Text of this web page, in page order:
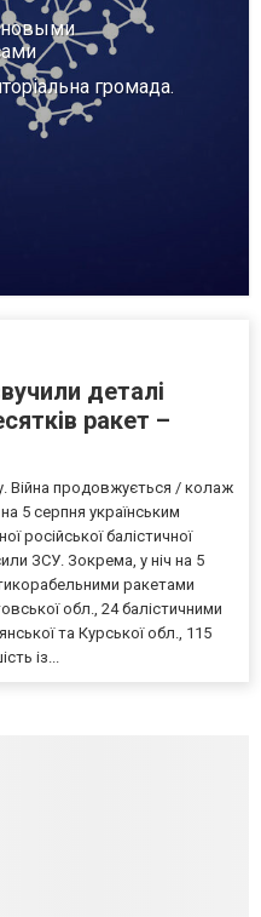
новыми
громада.
деталі
ракет –
Війна продовжується / колаж
5 серпня українським
російської балістичної
ЗСУ. Зокрема, у ніч на 5
ракетами
обл., 24 балістичними
та Курської обл., 115
із...